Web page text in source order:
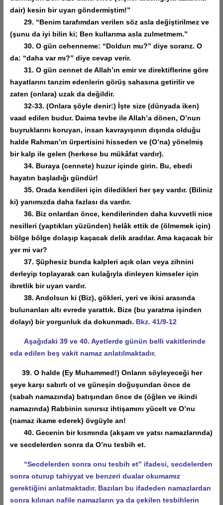
dair) kesin bir uyarı göndermiştim!”
29. “Benim tarafımdan verilen söz asla değiştirilmez ve
(şunu da iyi bilin ki; Ben kullarıma asla zulmetmem.”
30. O gün cehenneme: “Doldun mu?” diye sorarız. O
da: “daha var mı?” diye cevap verir.
31. O gün cennet de Allah’ın emir ve direktiflerine göre
hayatlarını tanzim edenlerin görüş sahasına getirilir ve
zaten (onlara) uzak da değildir.
32-33. (Onlara şöyle denir:) İşte size (dünyada iken)
vaad edilen budur. Daima tevbe ile Allah’a dönen, O’nun
buyruklarını koruyan, insan kavrayışının dışında olduğu
halde Rahman’ın ürpertisini hisseden ve (O’na) yönelmiş
bir kalp ile gelen (herkese bu mükâfat vardır).
34. Buraya (cennete) huzur içinde girin. Bu, ebedi
hayatın başladığı gündür!
35. Orada kendileri için diledikleri her şey vardır. (Biliniz
ki) yanımızda daha fazlası da vardır.
36. Biz onlardan önce, kendilerinden daha kuvvetli nice
nesilleri (yaptıkları yüzünden) helâk ettik de (ölmemek için)
bölge bölge dolaşıp kaçacak delik aradılar. Ama kaçacak bir
yer mi var?
37. Şüphesiz bunda kalpleri açık olan veya zihnini
derleyip toplayarak can kulağıyla dinleyen kimseler için
ibretlik bir uyarı vardır.
38. Andolsun ki (Biz), gökleri, yeri ve ikisi arasında
bulunanları altı evrede yarattık. Bize (bu yaratma işinden
dolayı) bir yorgunluk da dokunmadı. Bkz. 41/9-12
Aşağıdaki 39 ve 40. Ayetlerde günün belli vakitlerinde
eda edilen beş vakit namaz anlatılmaktadır.
39. O halde (Ey Muhammed!) Onların söyleyeceği her
şeye karşı sabırlı ol ve güneşin doğuşundan önce de
(sabah namazında) batışından önce de (öğlen ve ikindi
namazında) Rabbinin sınırsız ihtişamını yücelt ve O’nu
(namaz ikame ederek) övgüyle an!
40. Gecenin bir kısmında (akşam ve yatsı namazlarında)
ve secdelerden sonra da O’nu tesbih et.
“Secdelerden sonra onu tesbih et” ifadesi, secdelerden
sonra oturup tahiyyat ve benzeri dualar okumamız
gerektiğini anlatmaktadır. Bazıları bu ifadeden namazlardan
sonra kılınan nafile namazların ya da çekilen tesbihlerin